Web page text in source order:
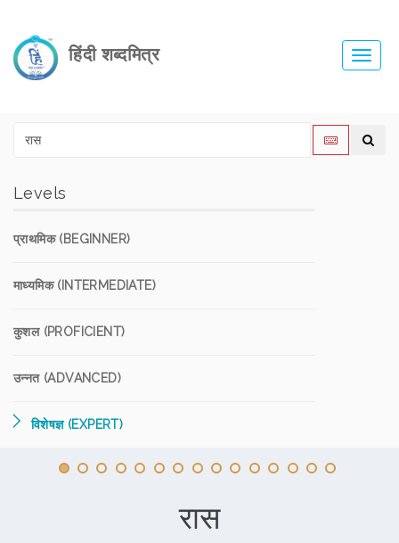
हिंदी शब्दमित्र
Levels
प्राथमिक (BEGINNER)
माध्यमिक (INTERMEDIATE)
कुशल (PROFICIENT)
उन्नत (ADVANCED)
विशेषज्ञ (EXPERT)
रास